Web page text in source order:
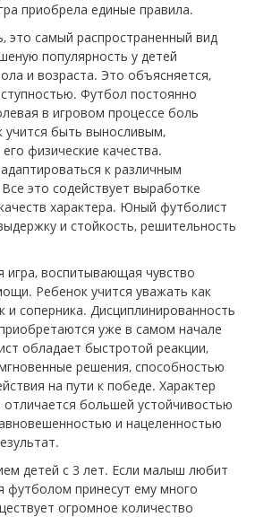
приобрела единые правила.
это самый распространенный вид
популярность у детей
и возраста. Это объясняется,
Футбол постоянно
в игровом процессе боль
учится быть выносливым,
физические качества.
к различным
это содействует выработке
характера. Юный футболист
и стойкость, решительность
воспитывающая чувство
Ребенок учится уважать как
и соперника. Дисциплинированность
уже в самом начале
обладает быстротой реакции,
решения, способностью
на пути к победе. Характер
большей устойчивостью
и нацеленностью
детей с 3 лет. Если малыш любит
футболом принесут ему много
огромное количество